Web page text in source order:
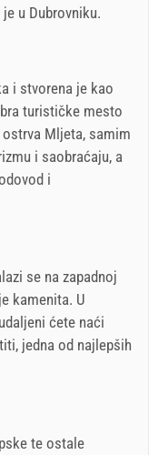
u Dubrovniku.
i stvorena je kao
turističke mesto
Mljeta, samim
i saobraćaju, a
i
se na zapadnoj
kamenita. U
ćete naći
jedna od najlepših
te ostale